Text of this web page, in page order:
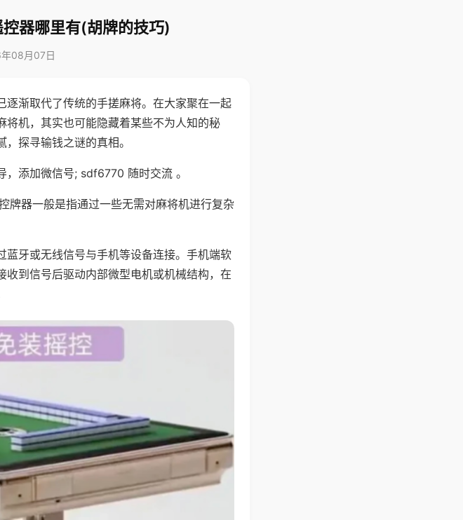
器哪里有(胡牌的技巧)
08月07日
渐取代了传统的手搓麻将。在大家聚在一起
机，其实也可能隐藏着某些不为人知的秘
探寻输钱之谜的真相。
添加微信号; sdf6770 随时交流 。
牌器一般是指通过一些无需对麻将机进行复杂
牙或无线信号与手机等设备连接。手机端软
到信号后驱动内部微型电机或机械结构，在